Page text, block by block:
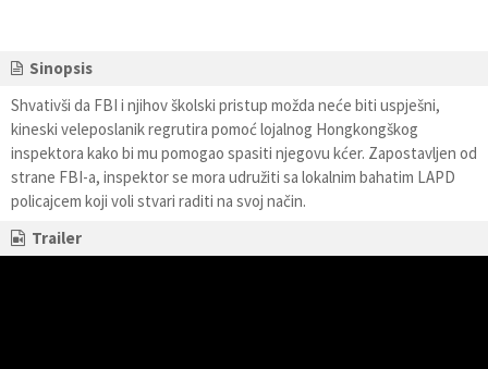
Sinopsis
Shvativši da FBI i njihov školski pristup možda neće biti uspješni,
kineski veleposlanik regrutira pomoć lojalnog Hongkongškog
inspektora kako bi mu pomogao spasiti njegovu kćer. Zapostavljen od
strane FBI-a, inspektor se mora udružiti sa lokalnim bahatim LAPD
policajcem koji voli stvari raditi na svoj način.
Trailer